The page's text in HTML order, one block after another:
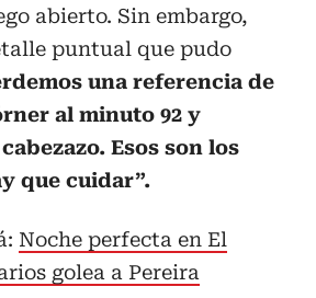
abierto. Sin embargo,
puntual que pudo
una referencia de
al minuto 92 y
Esos son los
que cuidar”.
Noche perfecta en El
golea a Pereira